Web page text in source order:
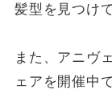
髪型を見つけ
また、アニヴ
ェアを開催中